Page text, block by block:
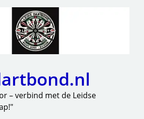
– verbind met de Leidse